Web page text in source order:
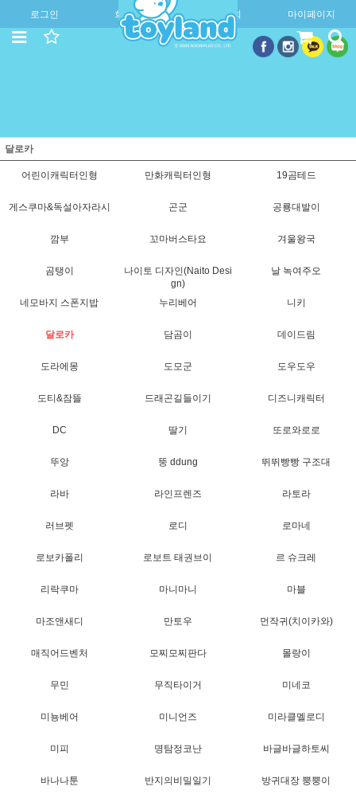
로그인 회원가입 주문조회 마이페이지
달로카
어린이캐릭터인형 만화캐릭터인형 19곰테드
게스쿠마&독설아자라시 곤군 공룡대발이
깜부 꼬마버스타요 겨울왕국
곰탱이
나이토 디자인(Naito Desi
gn)
날 녹여주오
네모바지 스폰지밥 누리베어 니키
달로카 담곰이 데이드림
도라에몽 도모군 도우도우
도티&잠뜰 드래곤길들이기 디즈니캐릭터
DC 딸기 또로와로로
뚜앙 뚱 ddung 뛰뛰빵빵 구조대
라바 라인프렌즈 라토라
러브펫 로디 로마네
로보카폴리 로보트 태권브이 르 슈크레
리락쿠마 마니마니 마블
마조앤새디 만토우 먼작귀(치이카와)
매직어드벤처 모찌모찌판다 몰랑이
무민 무직타이거 미네코
미뇽베어 미니언즈 미라클멜로디
미피 명탐정코난 바글바글하토씨
바나나툰 반지의비밀일기 방귀대장 뿡뿡이